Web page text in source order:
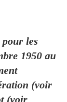
les
1950 au
(voir
(voir